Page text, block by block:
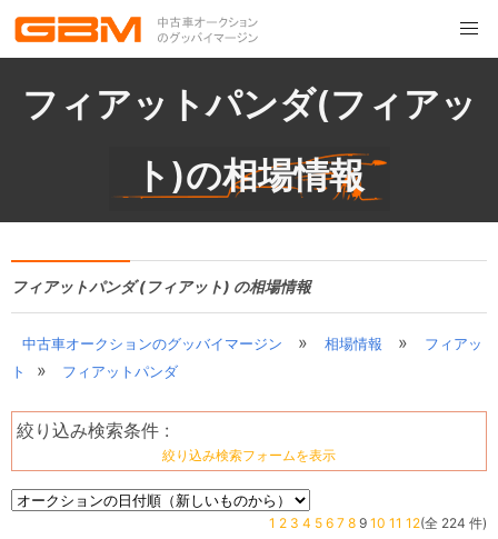
フィアットパンダ(フィアッ
ト)の相場情報
フィアットパンダ (フィアット) の相場情報
中古車オークションのグッバイマージン » 相場情報 »
フィアッ
ト
» フィアットパンダ
絞り込み検索条件 :
絞り込み検索フォームを表示
1 2 3 4 5 6 7 8 9 10 11 12(全 224 件)